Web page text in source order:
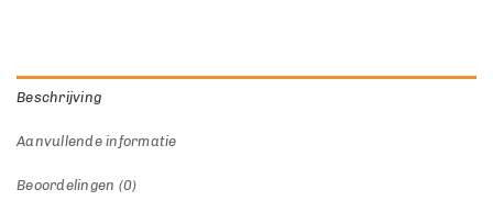
Beschrijving
Aanvullende informatie
Beoordelingen (0)